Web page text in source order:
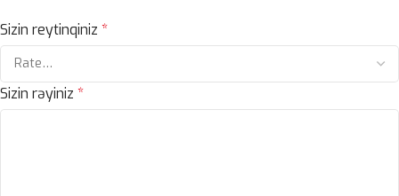
Sizin reytinqiniz *
Sizin rəyiniz *